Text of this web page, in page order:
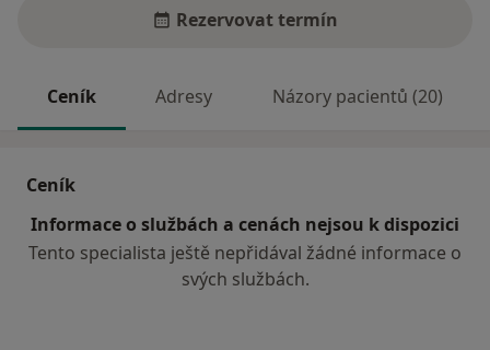
Rezervovat termín
Ceník Adresy Názory pacientů (20)
Ceník
Informace o službách a cenách nejsou k dispozici
Tento specialista ještě nepřidával žádné informace o
svých službách.